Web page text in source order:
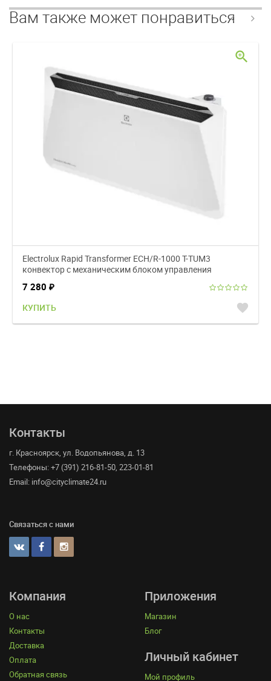
Вам также может понравиться
Electrolux Rapid Transformer ECH/R-1000 T-TUM3
конвектор с механическим блоком управления
7 280 ₽
КУПИТЬ favorite
zoom_in
Контакты
г. Красноярск, ул. Водопьянова, д. 13
Телефоны: +7 (391) 216-81-50, 223-01-81
Email: info@cityclimate24.ru
Связаться с нами
Компания
О нас
Контакты
Доставка
Оплата
Обратная связь
Приложения
Магазин
Блог
Личный кабинет
Мой профиль